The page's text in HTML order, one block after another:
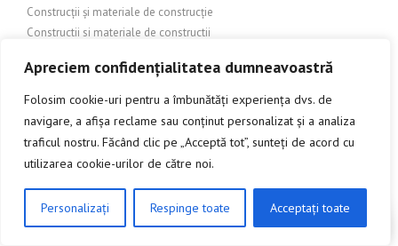
Apreciem confidențialitatea dumneavoastră
Folosim cookie-uri pentru a îmbunătăți experiența dvs. de
navigare, a afișa reclame sau conținut personalizat și a analiza
traficul nostru. Făcând clic pe „Acceptă tot”, sunteți de acord cu
utilizarea cookie-urilor de către noi.
Personalizați Respinge toate Acceptați toate
Construcții și materiale de construcție
Constructii si materiale de constructii
CONSTRUCȚII ȘI RENOVĂRI
Construcții și Renovații
Construcții și reparații
CONSTRUCTII_SI_AMENAJARI
COPERTINE
CLICK AICI PENTRU A DISCUTA